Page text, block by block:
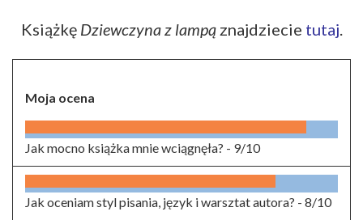
Książkę Dziewczyna z lampąznajdziecie tutaj
Moja ocena
Jak mocno książka mnie wciągnęła? - 9/10
Jak oceniam styl pisania, język i warsztat autora? - 8/10